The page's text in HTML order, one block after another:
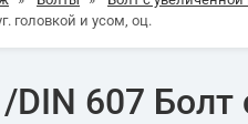
головкой и усом, оц.
607 Болт